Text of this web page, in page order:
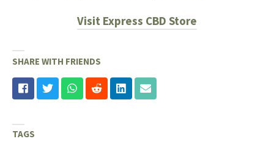
Visit Express CBD Store
SHARE WITH FRIENDS
TAGS